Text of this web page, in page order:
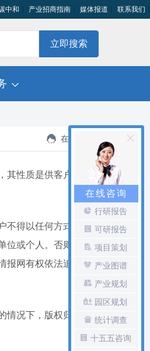
中和 产业招商指南 媒体报道 联系我们
立即搜索
在线咨询
性质是供客户内部
不得以任何方式，在
位或个人。否则引起
报网有权依法追究其
情况下，版权归属原
在线咨询
行研报告
可研报告
项目策划
产业图谱
产业规划
园区规划
统计调查
十五五咨询